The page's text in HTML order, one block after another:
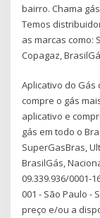
bairro. Chama
Temos
as marcas como:
Copagaz,
Aplicativo do Gás
compre o gás
aplicativo e
gás em todo o
SuperGasBras,
BrasilGás,
09.339.936/0001-
001 - São Paulo -
preço e/ou a